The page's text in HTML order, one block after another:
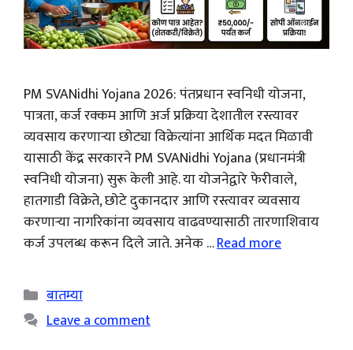
PM SVANidhi Yojana 2026: पंतप्रधान स्वनिधी योजना,
पात्रता, कर्ज रक्कम आणि अर्ज प्रक्रिया देशातील रस्त्यावर
व्यवसाय करणाऱ्या छोट्या विक्रेत्यांना आर्थिक मदत मिळावी
यासाठी केंद्र सरकारने PM SVANidhi Yojana (प्रधानमंत्री
स्वनिधी योजना) सुरू केली आहे. या योजनेद्वारे फेरीवाले,
हातगाडी विक्रेते, छोटे दुकानदार आणि रस्त्यावर व्यवसाय
करणाऱ्या नागरिकांना व्यवसाय वाढवण्यासाठी तारणाशिवाय
कर्ज उपलब्ध करून दिले जाते. अनेक …Read more
Categories
बातम्या
Leave a comment